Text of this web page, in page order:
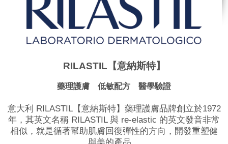
RILASTIL【意納斯特】
藥理護膚 低敏配方 醫學驗證
意大利 RILASTIL【意納斯特】藥理護膚品牌創立於1972
年，其英文名稱 RILASTIL 與 re-elastic 的英文發音非常
相似，就是循著幫助肌膚回復彈性的方向，開發重塑健